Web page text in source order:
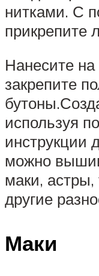
нитками. С
прикрепите
Нанесите на
закрепите
используя
инструкции
можно
маки,
другие
Маки